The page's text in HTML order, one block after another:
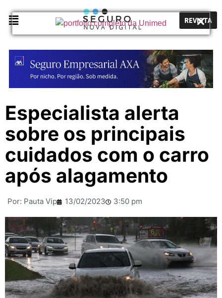
REVISTA
Especialista alerta
sobre os principais
cuidados com o carro
após alagamento
Por: Pauta Vip 13/02/2023 3:50 pm